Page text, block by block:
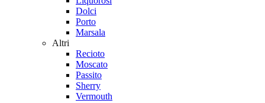
Dolci
Porto
Marsala
Altri
Recioto
Moscato
Passito
Sherry
Vermouth